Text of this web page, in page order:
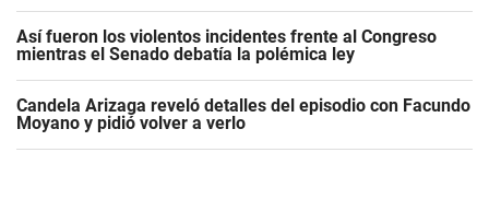
Así fueron los violentos incidentes frente al Congreso
mientras el Senado debatía la polémica ley
Candela Arizaga reveló detalles del episodio con Facundo
Moyano y pidió volver a verlo